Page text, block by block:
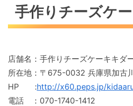
手作りチーズケ
店舗名：手作りチーズケーキキダ
所在地：〒675-0032 兵庫県加古
HP :http://x60.peps.jp/
電話 ：070-1740-1412